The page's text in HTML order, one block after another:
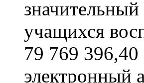
значительный
учащихся
79 769
электронный